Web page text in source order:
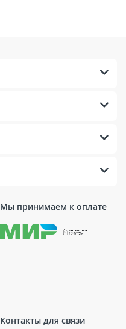
Мы принимаем к оплате
Контакты для связи